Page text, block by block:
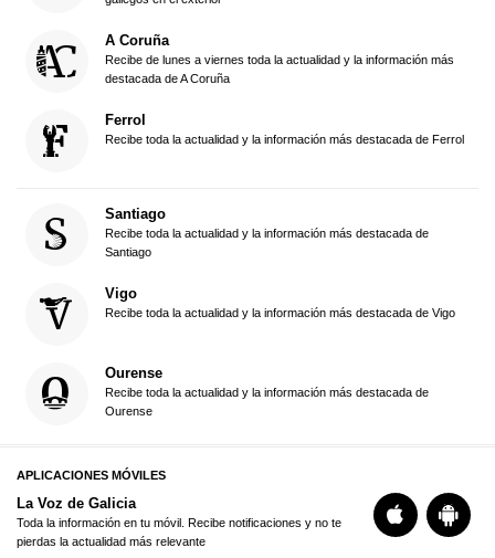
A Coruña
Recibe de lunes a viernes toda la actualidad y la información más
destacada de A Coruña
Ferrol
Recibe toda la actualidad y la información más destacada de Ferrol
Santiago
Recibe toda la actualidad y la información más destacada de
Santiago
Vigo
Recibe toda la actualidad y la información más destacada de Vigo
Ourense
Recibe toda la actualidad y la información más destacada de
Ourense
APLICACIONES MÓVILES
La Voz de Galicia
Toda la información en tu móvil. Recibe notificaciones y no te
pierdas la actualidad más relevante